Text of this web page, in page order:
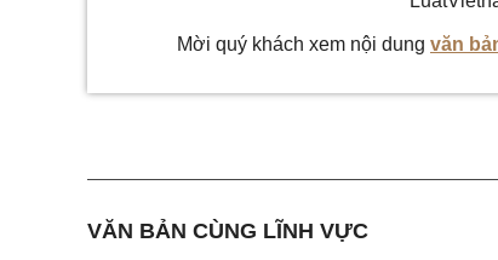
Mời quý khách xem nội dung văn
VĂN BẢN CÙNG LĨNH VỰC